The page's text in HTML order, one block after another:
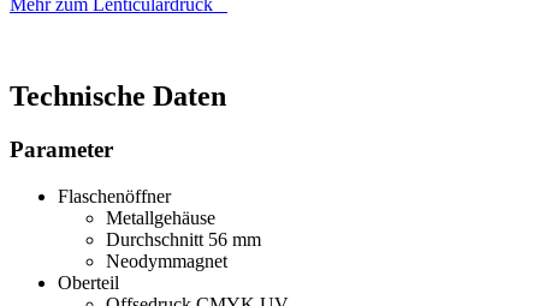
Mehr zum Lenticulardruck
Technische Daten
Parameter
Flaschenöffner
Metallgehäuse
Durchschnitt 56 mm
Neodymmagnet
Oberteil